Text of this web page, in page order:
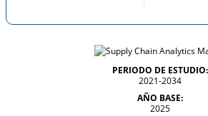
PERIODO DE ESTUDIO:
2021-2034
AÑO BASE:
2025